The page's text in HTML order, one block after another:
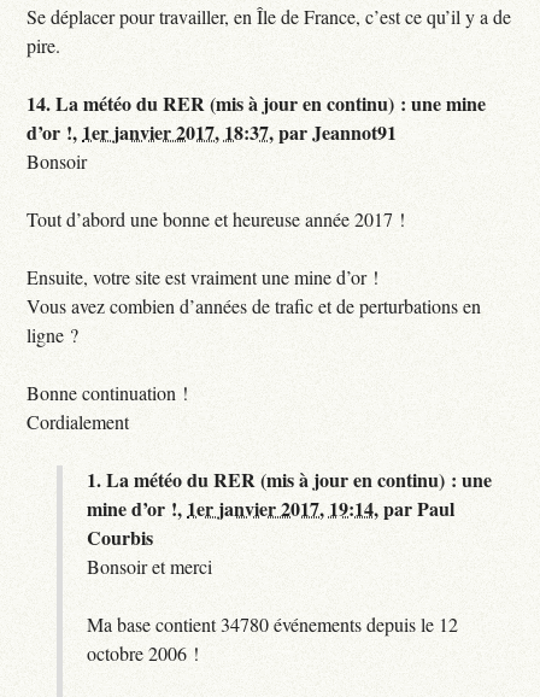
Se déplacer pour travailler, en Île de France, c’est ce qu’il y a de
pire.
14.La météo du RER (mis à jour en continu) : une mine
d’or !, 1er janvier 2017, 18:37,parJeannot91
Bonsoir
Tout d’abord une bonne et heureuse année 2017 !
Ensuite, votre site est vraiment une mine d’or !
Vous avez combien d’années de trafic et de perturbations en
ligne ?
Bonne continuation !
Cordialement
1.La météo du RER (mis à jour en continu) : une
mine d’or !, 1er janvier 2017, 19:14,parPaul
Courbis
Bonsoir et merci
Ma base contient 34780 événements depuis le 12
octobre 2006 !